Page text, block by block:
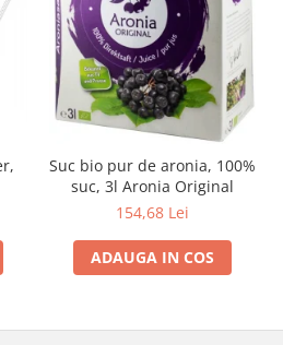
Suc bio pur de aronia, 100%
suc, 3l Aronia Original
154,68 Lei
ADAUGA IN COS